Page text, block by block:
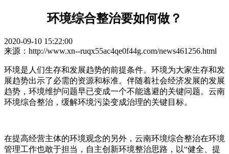
环境综合整治要如何做？
2020-09-10 15:22:00
来源：http://www.xn--ruqx55ac4qe0f44g.com/news461256.html
环境是人们生存和发展趋势的前提条件。环境为大家生存和发
展趋势出示了必需的资源和标准。伴随着社会经济发展的发展
趋势，环境维护问题早已变成一个不能逃避的关键问题。云南
环境综合整治，缓解环境污染变成治理的关键目标。
在提高经营主体的环境观念的另外，云南环境综合整治在环境
管理工作也敢于担当，自主创新环境整治思路，以“健全、提